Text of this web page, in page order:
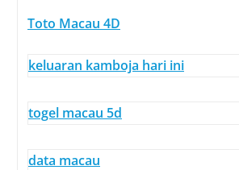
Toto Macau 4D
keluaran kamboja hari ini
togel macau 5d
data macau